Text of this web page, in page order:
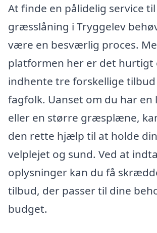
At finde en pålidelig service til
græsslåning i Tryggelev
være en besværlig proces.
platformen her er det hurtigt
indhente tre forskellige
fagfolk. Uanset om du har en
eller en større græsplæne,
den rette hjælp til at holde
velplejet og sund. Ved at
oplysninger kan du få
tilbud, der passer til dine
budget.